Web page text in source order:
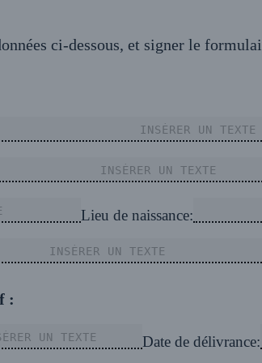
ci-dessous, et signer le
Lieu de naissance:
:
Date de délivrance: